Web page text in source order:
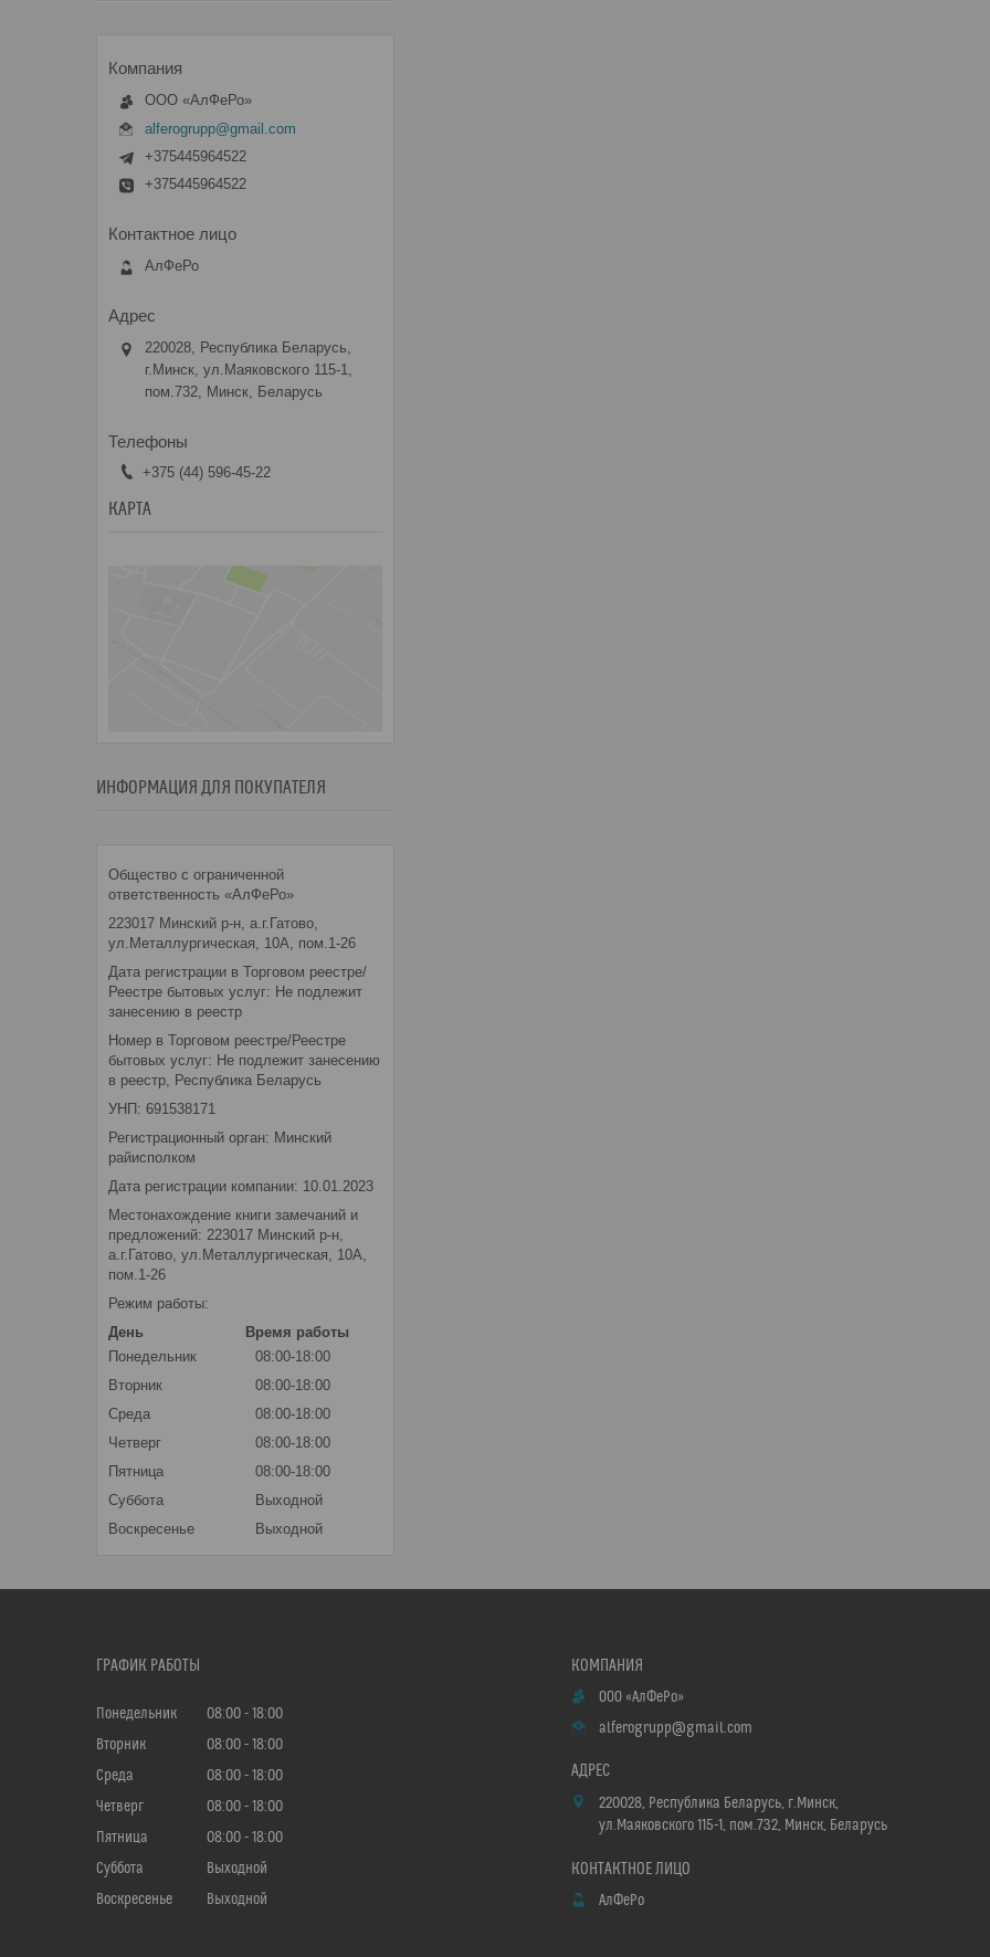
ООО «АлФеРо»
alferogrupp@gmail.com
+375445964522
+375445964522
АлФеРо
220028, Республика Беларусь,
г.Минск, ул.Маяковского 115-1,
пом.732, Минск, Беларусь
+375 (44) 596-45-22
КАРТА
ИНФОРМАЦИЯ ДЛЯ ПОКУПАТЕЛЯ
Общество с ограниченной
ответственность «АлФеРо»
223017 Минский р-н, а.г.Гатово,
ул.Металлургическая, 10А, пом.1-26
Дата регистрации в Торговом реестре/
Реестре бытовых услуг: Не подлежит
занесению в реестр
Номер в Торговом реестре/Реестре
бытовых услуг: Не подлежит занесению
в реестр, Республика Беларусь
УНП: 691538171
Регистрационный орган: Минский
райисполком
Дата регистрации компании: 10.01.2023
Местонахождение книги замечаний и
предложений: 223017 Минский р-н,
а.г.Гатово, ул.Металлургическая, 10А,
пом.1-26
Режим работы:
День
Время работы
Понедельник
08:00-18:00
Вторник
08:00-18:00
Среда
08:00-18:00
Четверг
08:00-18:00
Пятница
08:00-18:00
Суббота
Выходной
Воскресенье
Выходной
ГРАФИК РАБОТЫ
Понедельник 08:00
18:00
Вторник
08:00
18:00
Среда
08:00
18:00
Четверг
08:00
18:00
Пятница
08:00
18:00
Суббота
Выходной
Воскресенье
Выходной
ООО «АлФеРо»
alferogrupp@gmail.com
220028, Республика Беларусь, г.Минск,
ул.Маяковского 115-1, пом.732, Минск, Беларусь
АлФеРо